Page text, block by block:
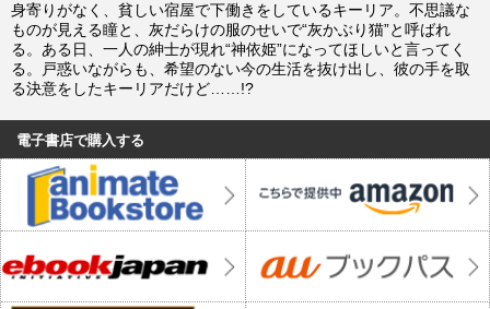
身寄りがなく、貧しい宿屋で下働きをしているキーリア。不思議な
ものが見える瞳と、灰だらけの服のせいで“灰かぶり猫”と呼ばれ
る。ある日、一人の紳士が現れ“神依姫”になってほしいと言ってく
る。戸惑いながらも、希望のない今の生活を抜け出し、彼の手を取
る決意をしたキーリアだけど……!?
電子書店で購入する